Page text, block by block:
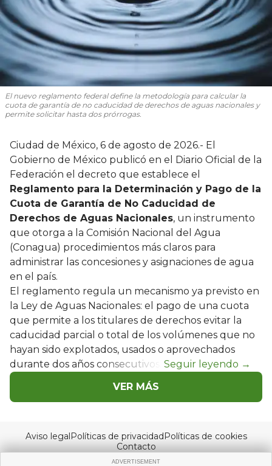
El nuevo reglamento federal define la metodología para calcular la
cuota de garantía de no caducidad de derechos de aguas nacionales y
permite solicitar hasta dos prórrogas.
Ciudad de México, 6 de agosto de 2026.- El
Gobierno de México publicó en el Diario Oficial de la
Federación el decreto que establece el
Reglamento para la Determinación y Pago de la
Cuota de Garantía de No Caducidad de
Derechos de Aguas Nacionales, un instrumento
que otorga a la Comisión Nacional del Agua
(Conagua) procedimientos más claros para
administrar las concesiones y asignaciones de agua
en el país.
El reglamento regula un mecanismo ya previsto en
la Ley de Aguas Nacionales: el pago de una cuota
que permite a los titulares de derechos evitar la
caducidad parcial o total de los volúmenes que no
hayan sido explotados, usados o aprovechados
durante dos años consecutivos.
VER MÁS
Aviso legalPolíticas de privacidadPolíticas de cookies
Contacto